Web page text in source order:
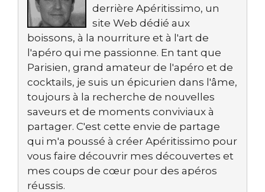
derrière Apéritissimo, un
site Web dédié aux
boissons, à la nourriture et à l'art de
l'apéro qui me passionne. En tant que
Parisien, grand amateur de l'apéro et de
cocktails, je suis un épicurien dans l'âme,
toujours à la recherche de nouvelles
saveurs et de moments conviviaux à
partager. C'est cette envie de partage
qui m'a poussé à créer Apéritissimo pour
vous faire découvrir mes découvertes et
mes coups de cœur pour des apéros
réussis.